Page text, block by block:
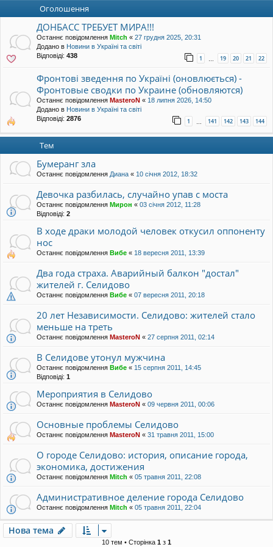
Оголошення
ДОНБАСС ТРЕБУЕТ МИРА!!!
Останнє повідомлення Mitch « 27 грудня 2025, 20:31
Додано в Новини в Україні та світі
Відповіді: 438 1 … 19 20 21 22
Фронтові зведення по Україні (оновлюється) -
Фронтовые сводки по Украине (обновляются)
Останнє повідомлення MasteroN « 18 липня 2026, 14:50
Додано в Новини в Україні та світі
Відповіді: 2876 1 … 141 142 143 144
Тем
Бумеранг зла
Останнє повідомлення Диана « 10 січня 2012, 18:32
Девочка разбилась, случайно упав с моста
Останнє повідомлення Мирон « 03 січня 2012, 11:28
Відповіді: 2
В ходе драки молодой человек откусил оппоненту
нос
Останнє повідомлення Вибе « 18 вересня 2011, 13:39
Два года страха. Аварийный балкон "достал"
жителей г. Селидово
Останнє повідомлення Вибе « 07 вересня 2011, 20:18
20 лет Независимости. Селидово: жителей стало
меньше на треть
Останнє повідомлення MasteroN « 27 серпня 2011, 02:14
В Селидове утонул мужчина
Останнє повідомлення Вибе « 15 серпня 2011, 14:45
Відповіді: 1
Мероприятия в Селидово
Останнє повідомлення MasteroN « 09 червня 2011, 00:06
Основные проблемы Селидово
Останнє повідомлення MasteroN « 31 травня 2011, 15:00
О городе Селидово: история, описание города,
экономика, достижения
Останнє повідомлення Mitch « 05 травня 2011, 22:08
Административное деление города Селидово
Останнє повідомлення Mitch « 05 травня 2011, 22:04
Нова тема
10 тем • Сторінка 1 з 1